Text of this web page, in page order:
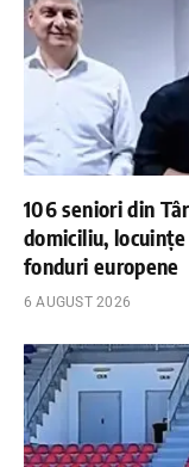
106 seniori din
domiciliu,
fonduri europene
6 AUGUST 2026